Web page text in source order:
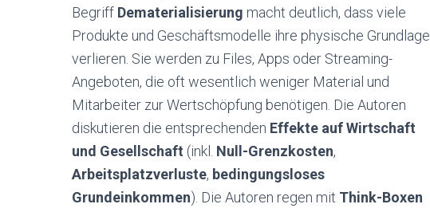
Begriff Dematerialisierung macht deutlich, dass viele
Produkte und Geschäftsmodelle ihre physische Grundlage
verlieren. Sie werden zu Files, Apps oder Streaming-
Angeboten, die oft wesentlich weniger Material und
Mitarbeiter zur Wertschöpfung benötigen. Die Autoren
diskutieren die entsprechenden Effekte auf Wirtschaft
und Gesellschaft (inkl. Null-Grenzkosten,
Arbeitsplatzverluste, bedingungsloses
Grundeinkommen). Die Autoren regen mit Think-Boxen